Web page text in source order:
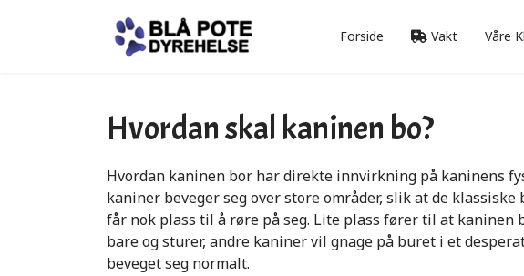
Forside Vakt Våre
Hvordan skal kaninen bo?
Hvordan kaninen bor har direkte innvirkning på kaninens
kaniner beveger seg over store områder, slik atde klassiske
får nok plass til å røre på seg. Lite plass fører til at kaninen
bare og sturer, andre kaniner vil gnage på buret i et
beveget seg normalt.